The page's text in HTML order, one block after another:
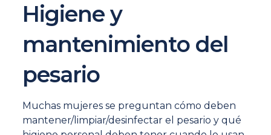
Higiene y
mantenimiento del
pesario
Muchas mujeres se preguntan cómo deben
mantener/limpiar/desinfectar el pesario y qué